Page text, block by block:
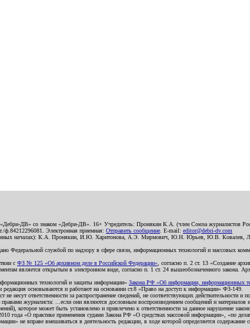
«Дебри-ДВ» со знаком «Дебри-ДВ». 16+ Учредитель: Пронякин К.А. (член Союза журналистов
ф.84212296081. Электронная приемная: Отправить сообщение . E-mail: editor@debri-dv.com
началах): К.А. Пронякин, И.Ю. Харитонова, А.Э. Мирмович, Ю.Н. Юрьев, Ю.В.
Федеральной службой по надзору в сфере связи, информационных технологий и массовых
с ФЗ № 125 «Об архивном деле в Российской Федерации» , согласно п. 2 ст. 13 «Создание
является открытым в электронном виде, согласно п. 1 ст. 24 вышеобозначенного закона.
технологий и защиты информации» Закона РФ «Об информации, информационных
редакция основываются и работают на основании ст.8 «Право на доступ к информации» ФЗ-149.
ответственности за распространение сведений, не соответствующих действительности
журналиста: ...если они являются дословным воспроизведением сообщений и
которое может быть установлено и привлечено к ответственности за данное нарушение
«О практике применения судами Закона РФ «О средствах массовой информации», «по
не вправе вмешиваться в деятельность редакции, в ходе которой определяется содержание